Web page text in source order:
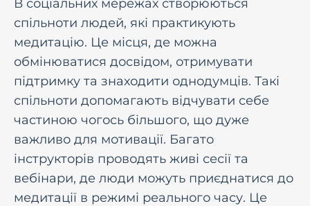
В соціальних мережах створюються
спільноти людей, які практикують
медитацію. Це місця, де можна
обмінюватися досвідом, отримувати
підтримку та знаходити однодумців. Такі
спільноти допомагають відчувати себе
частиною чогось більшого, що дуже
важливо для мотивації. Багато
інструкторів проводять живі сесії та
вебінари, де люди можуть приєднатися до
медитації в режимі реального часу. Це